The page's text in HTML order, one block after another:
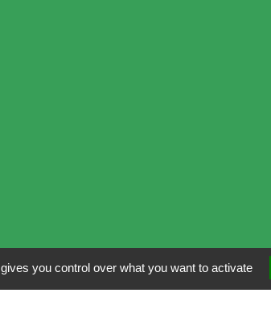
you control over what you want to activate